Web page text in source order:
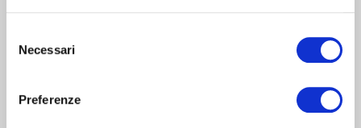
delNecessari
Preferenze